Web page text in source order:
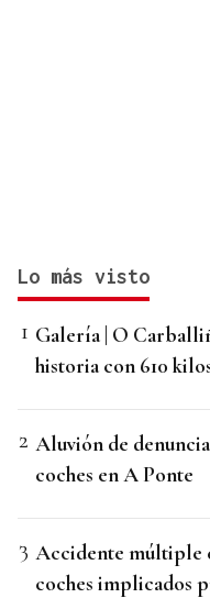
Lo más visto
Galería | O
historia con 610
Aluvión de
coches en A Ponte
Accidente múltiple
coches implicados